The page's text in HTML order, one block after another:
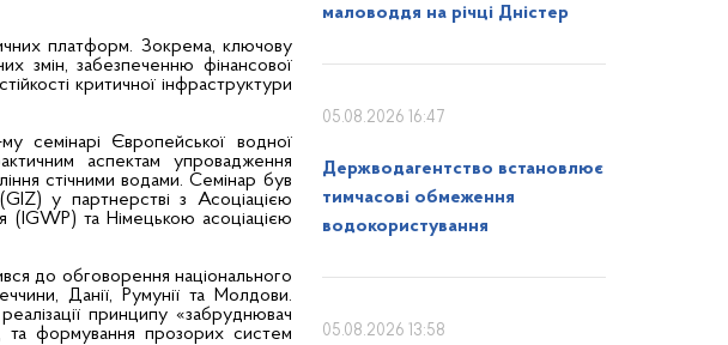
платформ. Зокрема, ключову
змін, забезпеченню фінансової
критичної інфраструктури
семінарі Європейської водної
аспектам упровадження
стічними водами. Семінар був
у партнерстві з Асоціацією
(IGWP) та Німецькою асоціацією
до обговорення національного
Данії, Румунії та Молдови.
принципу «забруднювач
та формування прозорих систем
маловоддя на річці Дністер
05.08.2026 16:47
Держводагентство встановлює
тимчасові обмеження
водокористування
05.08.2026 13:58